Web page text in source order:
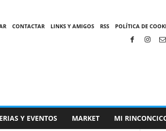
CONTACTAR LINKS Y AMIGOS RSS POLÍTICA DE
Y EVENTOS MARKET MI